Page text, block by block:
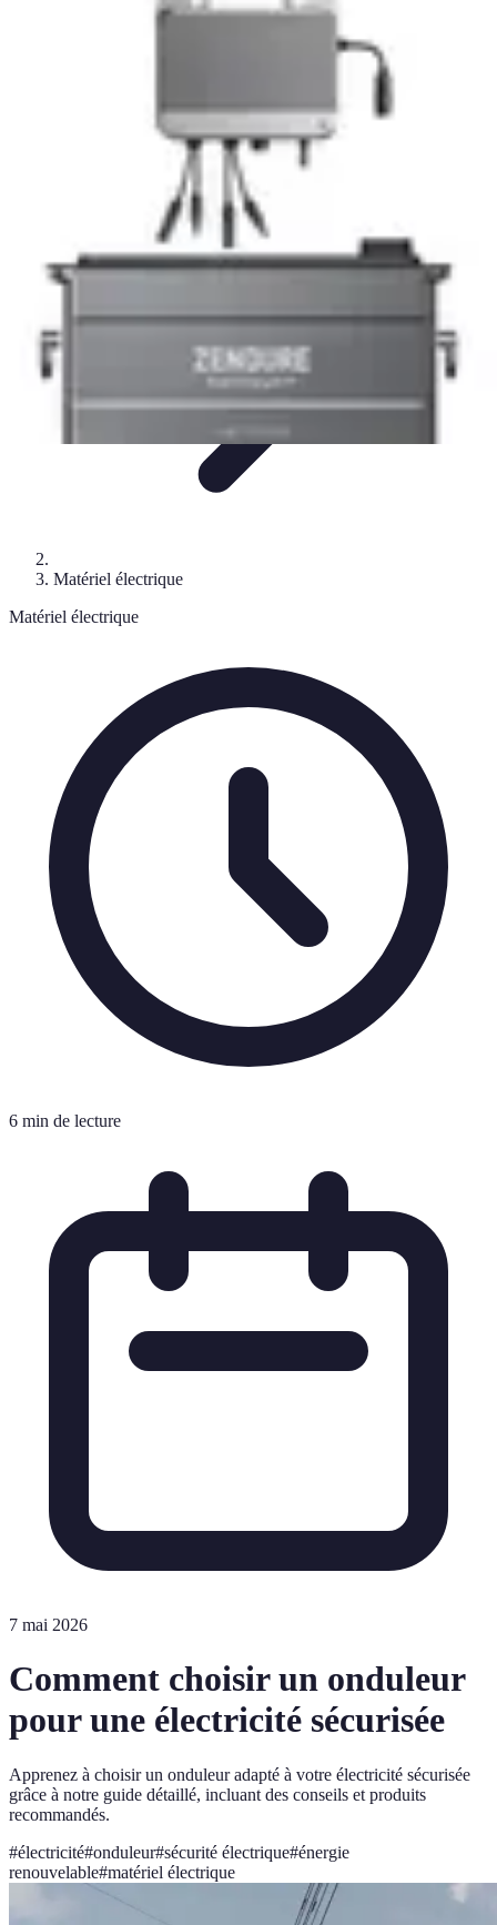
Sécurité Électrique
Tendances et Innovations
Électricité Sécurisée
Matériel électrique
Matériel électrique
6 min de lecture
7 mai 2026
Comment choisir un onduleur
pour une électricité sécurisée
Apprenez à choisir un onduleur adapté à votre électricité sécurisée
grâce à notre guide détaillé, incluant des conseils et produits
recommandés.
#électricité#onduleur#sécurité électrique#énergie
renouvelable#matériel électrique